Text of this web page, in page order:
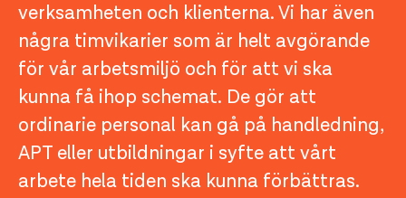
verksamheten och klienterna. Vi har även
några timvikarier som är helt avgörande
för vår arbetsmiljö och för att vi ska
kunna få ihop schemat. De gör att
ordinarie personal kan gå på handledning,
APT eller utbildningar i syfte att vårt
arbete hela tiden ska kunna förbättras.